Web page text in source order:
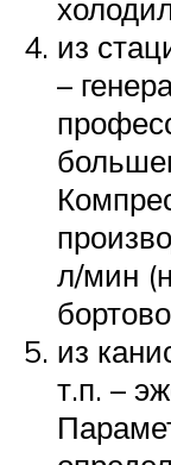
из
–
л/мин
из
т.п. –